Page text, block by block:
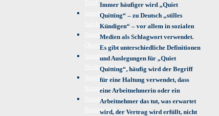
Immer häufiger wird „Quiet
Quitting“ – zu Deutsch „stilles
Kündigen“ – vor allem in sozialen
Medien als Schlagwort verwendet.
Es gibt unterschiedliche Definitionen
und Auslegungen für „Quiet
Quitting“, häufig wird der Begriff
für eine Haltung verwendet, dass
eine Arbeitnehmerin oder ein
Arbeitnehmer das tut, was erwartet
wird, der Vertrag wird erfüllt, nicht
Standorte
Salzburg
Standorte
Oberösterreich
Standorte
Niederösterreich
Standorte
Kärnten
Standorte
Burgenland